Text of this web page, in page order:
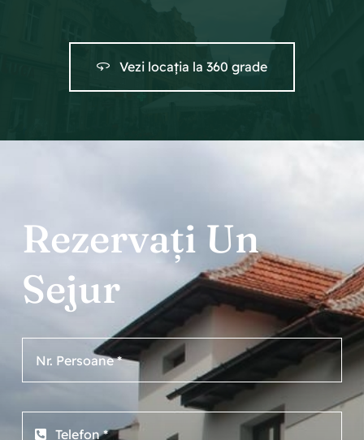
Rezervați Un
Sejur
Vezi locația la 360 grade